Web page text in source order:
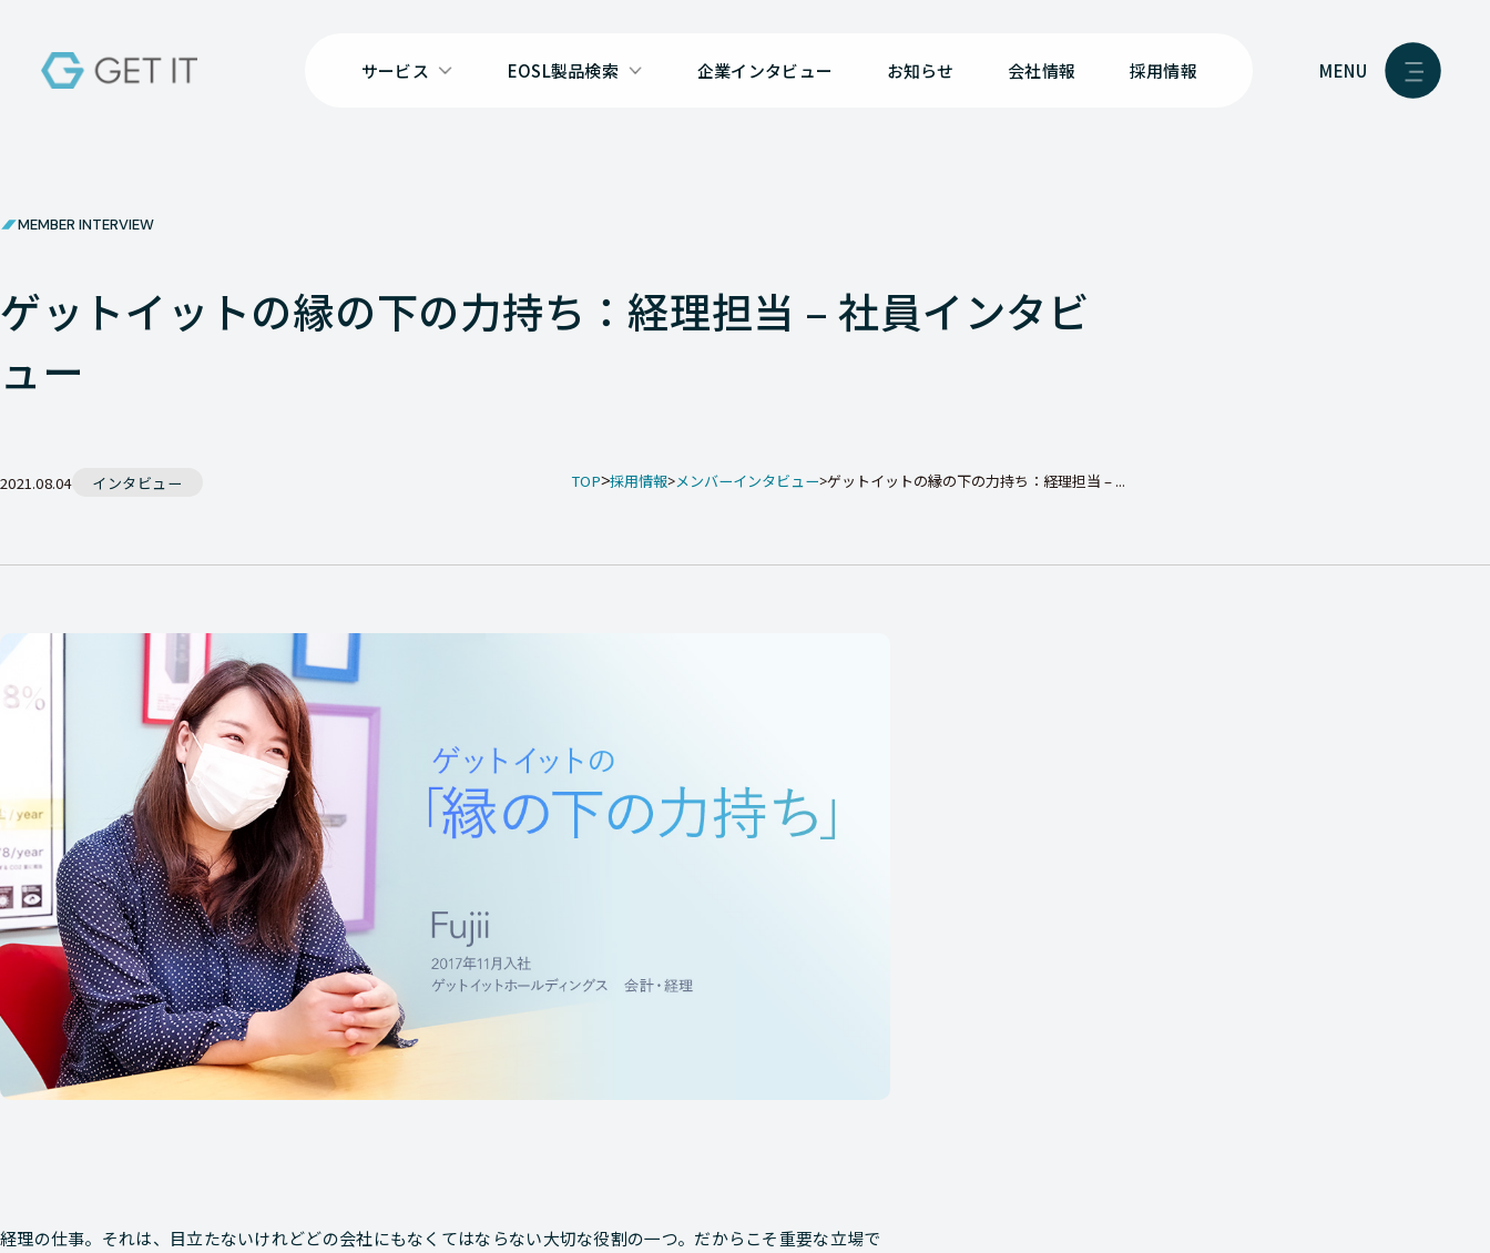
サービス EOSL製品検索 企業インタビュー お知らせ 会社情報 採用情報 MENU
MEMBER INTERVIEW
ゲットイットの縁の下の力持ち：経理担当 – 社員インタビ
ュー
2021.08.04 インタビュー TOP 採用情報 メンバーインタビュー ゲットイットの縁の下の力持ち：経理担当 – ...
経理の仕事。それは、目立たないけれどどの会社にもなくてはならない大切な役割の一つ。だからこそ重要な立場で